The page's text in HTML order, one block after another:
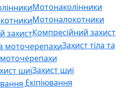
Мотонаколінники
Мотоналокотники
Компресійний захист
Захист тіла та
моточерепахи
Захист шиї
Екіпіювання